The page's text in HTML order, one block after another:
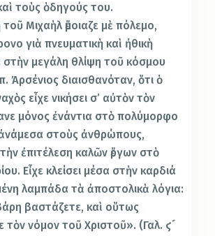
τοὺς ὁδηγούς του.
ἔμοιαζε μὲ πόλεμο,
γιὰ πνευματικὴ καὶ ἠθικὴ
στὴν μεγάλη θλίψη τοῦ κόσμου
Ἀρσένιος διαισθανόταν, ὅτι ὁ
εἶχε νικήσει σ’ αὐτὸν τὸν
μόνος ἐνάντια στὸ πολύμορφο
στοὺς ἀνθρώπους,
ἐπιτέλεση καλῶν ἔργων στὸ
Εἶχε κλείσει μέσα στὴν καρδιά
λαμπάδα τὰ ἀποστολικὰ λόγια:
βαστάζετε, καὶ οὕτως
νόμον τοῦ Χριστοῦ». (Γαλ. ϛ´